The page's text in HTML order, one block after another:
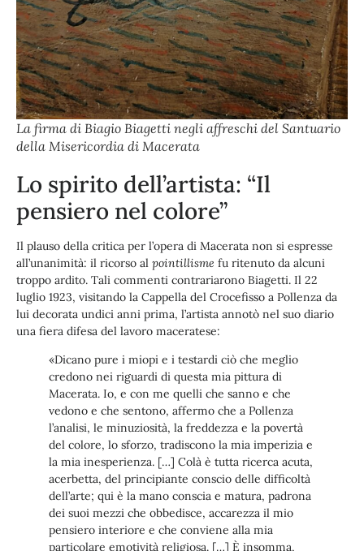
La firma di Biagio Biagetti negli affreschi del Santuario
della Misericordia di Macerata
Lo spirito dell’artista: “Il
pensiero nel colore”
Il plauso della critica per l’opera di Macerata non si espresse
all’unanimità: il ricorso al pointillisme fu ritenuto da alcuni
troppo ardito. Tali commenti contrariarono Biagetti. Il 22
luglio 1923, visitando la Cappella del Crocefisso a Pollenza da
lui decorata undici anni prima, l’artista annotò nel suo diario
una fiera difesa del lavoro maceratese:
«Dicano pure i miopi e i testardi ciò che meglio
credono nei riguardi di questa mia pittura di
Macerata. Io, e con me quelli che sanno e che
vedono e che sentono, affermo che a Pollenza
l’analisi, le minuziosità, la freddezza e la povertà
del colore, lo sforzo, tradiscono la mia imperizia e
la mia inesperienza. […] Colà è tutta ricerca acuta,
acerbetta, del principiante conscio delle difficoltà
dell’arte; qui è la mano conscia e matura, padrona
dei suoi mezzi che obbedisce, accarezza il mio
pensiero interiore e che conviene alla mia
particolare emotività religiosa. […] È insomma,